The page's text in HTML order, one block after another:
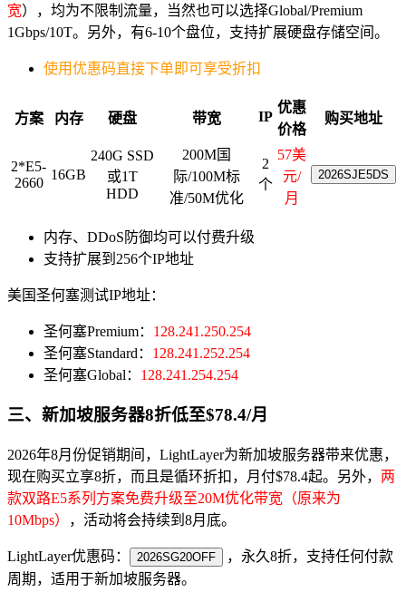
宽），均为不限制流量，当然也可以选择Global/Premium
1Gbps/10T。另外，有6-10个盘位，支持扩展硬盘存储空间。
使用优惠码直接下单即可享受折扣
方案 内存 硬盘 带宽 IP
优惠
价格
购买地址
2*E5-
2660
16GB
240G SSD
或1T
HDD
200M国
际/100M标
准/50M优化
2
个
57美
元/
月
2026SJE5DS
内存、DDoS防御均可以付费升级
支持扩展到256个IP地址
美国圣何塞测试IP地址：
圣何塞Premium： 128.241.250.254
圣何塞Standard： 128.241.252.254
圣何塞Global： 128.241.254.254
三、新加坡服务器8折低至$78.4/月
2026年8月份促销期间，LightLayer为新加坡服务器带来优惠，
现在购买立享8折，而且是循环折扣，月付$78.4起。另外， 两
款双路E5系列方案免费升级至20M优化带宽（原来为
10Mbps） ，活动将会持续到8月底。
LightLayer优惠码： 2026SG20OFF
，永久8折，支持任何付款
周期，适用于新加坡服务器。